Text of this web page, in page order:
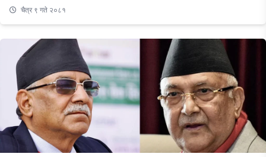
चैत्र ९ गते २०८१